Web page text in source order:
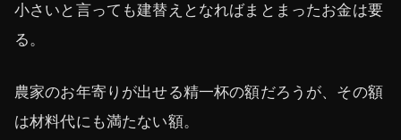
小さいと言っても建替えとなればまとまったお金は要
る。
農家のお年寄りが出せる精一杯の額だろうが、その額
は材料代にも満たない額。